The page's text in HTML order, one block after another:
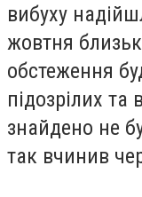
вибуху
жовтня
обстеження
підозрілих та
знайдено не
так вчинив